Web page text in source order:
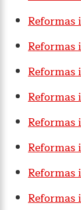
Reformas
Reformas
Reformas
Reformas
Reformas
Reformas
Reformas
Reformas